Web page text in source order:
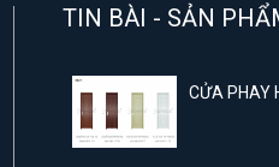
TIN BÀI - SẢN
CỬA PHAY